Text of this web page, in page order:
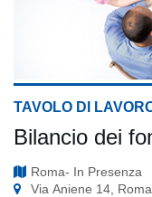
TAVOLO DI
Bilancio dei
Roma- In Presenza
Via Aniene 14, Roma